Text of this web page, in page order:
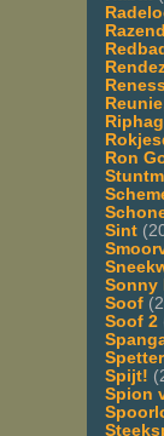
Razend
Ron
Sint
Sonny
Soof
Soof 2
Spijt!
Spion